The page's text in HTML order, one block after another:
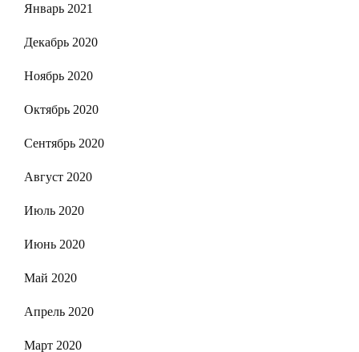
Январь 2021
Декабрь 2020
Ноябрь 2020
Октябрь 2020
Сентябрь 2020
Август 2020
Июль 2020
Июнь 2020
Май 2020
Апрель 2020
Март 2020